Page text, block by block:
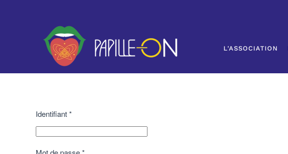
L'ASSOCIATION
Identifiant*